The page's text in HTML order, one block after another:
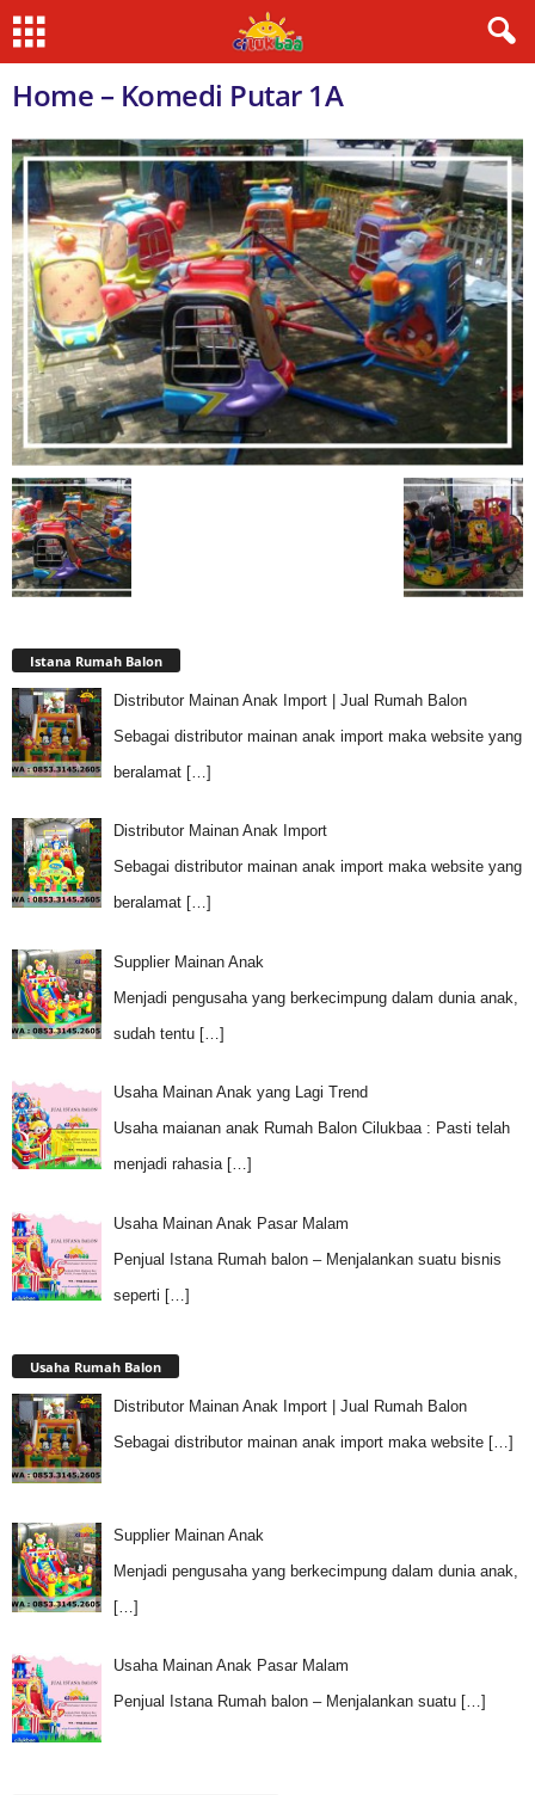
Home – Komedi Putar 1A
Istana Rumah Balon
Distributor Mainan Anak Import | Jual Rumah Balon
Sebagai distributor mainan anak import maka website yang
beralamat […]
Distributor Mainan Anak Import
Sebagai distributor mainan anak import maka website yang
beralamat […]
Supplier Mainan Anak
Menjadi pengusaha yang berkecimpung dalam dunia anak,
sudah tentu […]
Usaha Mainan Anak yang Lagi Trend
Usaha maianan anak Rumah Balon Cilukbaa : Pasti telah
menjadi rahasia […]
Usaha Mainan Anak Pasar Malam
Penjual Istana Rumah balon – Menjalankan suatu bisnis
seperti […]
Usaha Rumah Balon
Distributor Mainan Anak Import | Jual Rumah Balon
Sebagai distributor mainan anak import maka website […]
Supplier Mainan Anak
Menjadi pengusaha yang berkecimpung dalam dunia anak,
[…]
Usaha Mainan Anak Pasar Malam
Penjual Istana Rumah balon – Menjalankan suatu […]